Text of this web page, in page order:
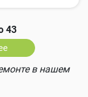
43
в нашем